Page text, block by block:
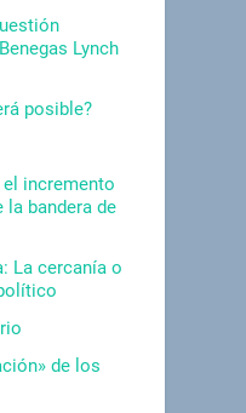
Lynch
posible?
incremento
la bandera de
La cercanía o
de los